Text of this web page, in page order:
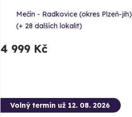
Mečín - Radkovice (okres Plzeň-jih)
(+ 28 dalších lokalit)
4 999 Kč
Volný termín už 12. 08. 2026